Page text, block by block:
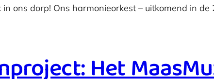
ons dorp! Ons harmonieorkest – uitkomend in de
Het